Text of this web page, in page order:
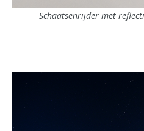
Schaatsenrijder met